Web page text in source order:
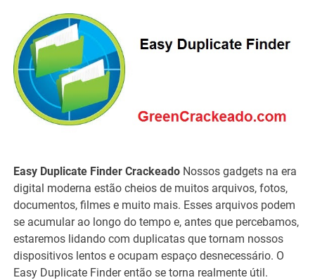
Easy Duplicate Finder Crackeado Nossos gadgets na era
digital moderna estão cheios de muitos arquivos, fotos,
documentos, filmes e muito mais. Esses arquivos podem
se acumular ao longo do tempo e, antes que percebamos,
estaremos lidando com duplicatas que tornam nossos
dispositivos lentos e ocupam espaço desnecessário. O
Easy Duplicate Finder então se torna realmente útil.